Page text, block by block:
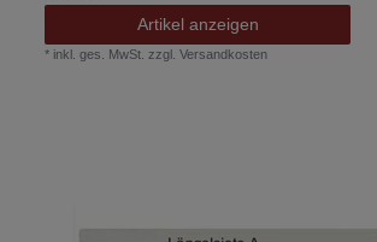
Artikel anzeigen
* inkl. ges. MwSt. zzgl.Versandkosten